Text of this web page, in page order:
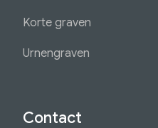
Korte graven
Urnengraven
Contact